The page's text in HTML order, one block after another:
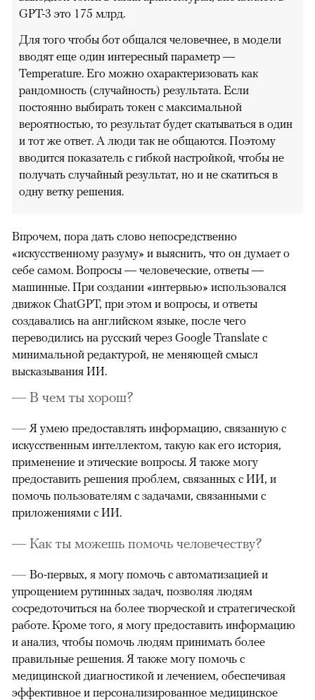
GPT-3 это 175 млрд.
Для того чтобы бот общался человечнее, в модели
вводят еще один интересный параметр —
Temperature. Его можно охарактеризовать как
рандомность (случайность) результата. Если
постоянно выбирать токен с максимальной
вероятностью, то результат будет скатываться в один
и тот же ответ. А люди так не общаются. Поэтому
вводится показатель с гибкой настройкой, чтобы не
получать случайный результат, но и не скатиться в
одну ветку решения.
Впрочем, пора дать слово непосредственно
«искусственному разуму» и выяснить, что он думает о
себе самом. Вопросы — человеческие, ответы —
машинные. При создании «интервью» использовался
движок ChatGPT, при этом и вопросы, и ответы
создавались на английском языке, после чего
переводились на русский через Google Translate с
минимальной редактурой, не меняющей смысл
высказывания ИИ.
В чем ты хорош?
Я умею предоставлять информацию, связанную с
искусственным интеллектом, такую как его история,
применение и этические вопросы. Я также могу
предоставить решения проблем, связанных с ИИ, и
помочь пользователям с задачами, связанными с
приложениями с ИИ.
Как ты можешь помочь человечеству?
Во-первых, я могу помочь с автоматизацией и
упрощением рутинных задач, позволяя людям
сосредоточиться на более творческой и стратегической
работе. Кроме того, я могу предоставить информацию
и анализ, чтобы помочь людям принимать более
правильные решения. Я также могу помочь с
медицинской диагностикой и лечением, обеспечивая
эффективное и персонализированное медицинское